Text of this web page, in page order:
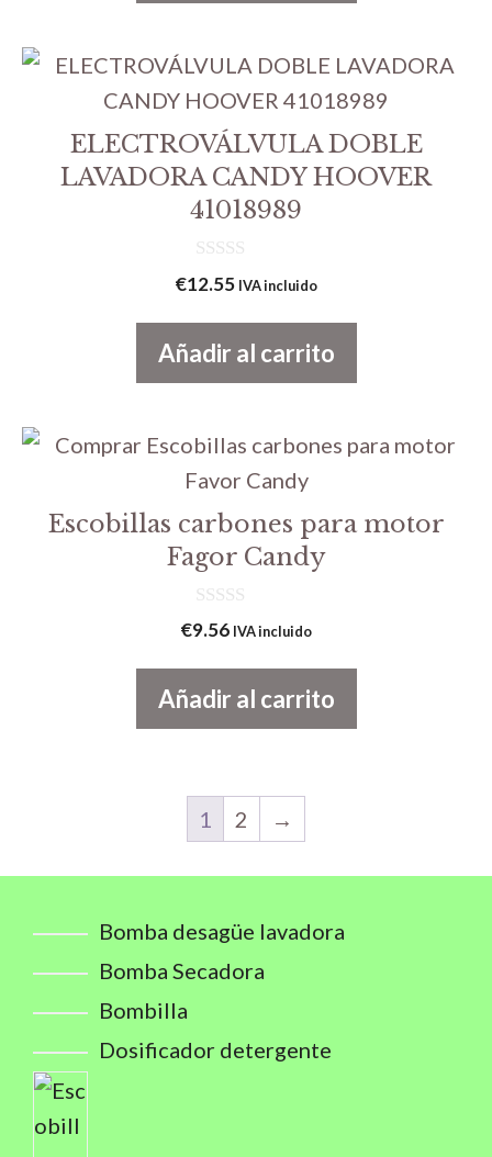
ELECTROVÁLVULA DOBLE
LAVADORA CANDY HOOVER
41018989
0
d
€12.55 IVA incluido
Añadir al carrito
Escobillas carbones para motor
Fagor Candy
0
d
€9.56 IVA incluido
Añadir al carrito
1 2 →
Bomba desagüe lavadora
Bomba Secadora
Bombilla
Dosificador detergente